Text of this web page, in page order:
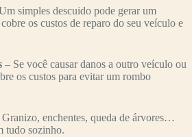
simples descuido pode gerar um
os custos de reparo do seu veículo e
– Se você causar danos a outro veículo ou
os custos para evitar um rombo
Granizo, enchentes, queda de árvores…
tudo sozinho.